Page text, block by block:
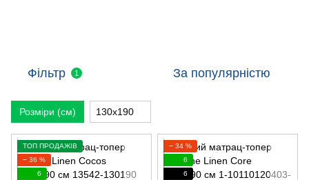
Фільтр 1 За популярністю
Розміри (см) 130х190
ТОП ПРОДАЖІВ
− 36 %
6
− 34 %
6
6